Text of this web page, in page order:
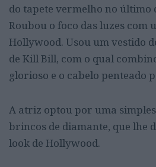
do tapete vermelho no último
Roubou o foco das luzes com
Hollywood. Usou um vestido
de Kill Bill, com o qual
glorioso e o cabelo penteado
A atriz optou por uma
brincos de diamante, que lhe
look de Hollywood.